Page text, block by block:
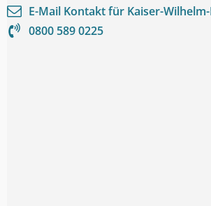
E-Mail Kontakt für Kaiser-
0800 589 0225